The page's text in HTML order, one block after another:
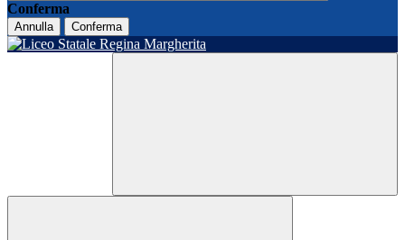
Conferma
Annulla Conferma